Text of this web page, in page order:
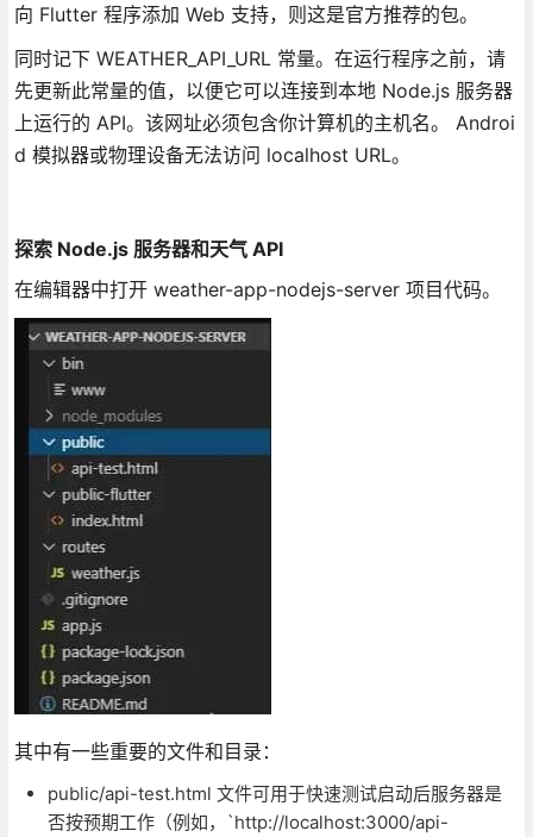
向 Flutter 程序添加 Web 支持，则这是官方推荐的包。
同时记下 WEATHER_API_URL 常量。在运行程序之前，请
先更新此常量的值，以便它可以连接到本地 Node.js 服务器
上运行的 API。该网址必须包含你计算机的主机名。 Androi
d 模拟器或物理设备无法访问 localhost URL。
探索 Node.js 服务器和天气 API
在编辑器中打开 weather-app-nodejs-server 项目代码。
其中有一些重要的文件和目录：
public/api-test.html 文件可用于快速测试启动后服务器是
否按预期工作（例如，`http://localhost:3000/api-